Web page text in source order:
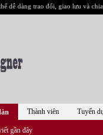
dễ dàng trao đổi, giao lưu và
gần đây
Thành viên Tuyển